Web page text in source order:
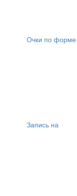
Очки по форме
Запись на